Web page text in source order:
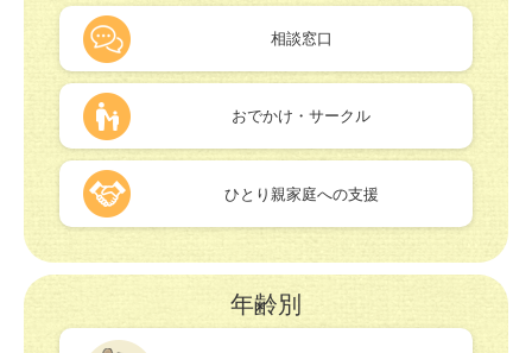
相談窓口
おでかけ・サークル
ひとり親家庭への支援
年齢別